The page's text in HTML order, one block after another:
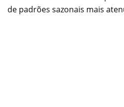
de padrões sazonais mais